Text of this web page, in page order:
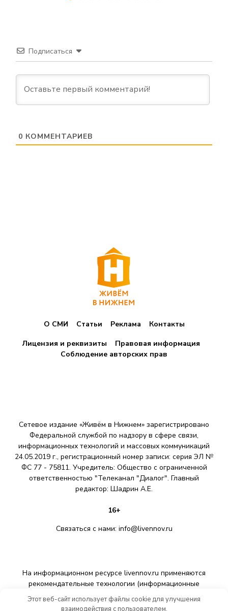
Подписаться
0 КОММЕНТАРИЕВ
О СМИ Статьи Реклама
Контакты
Лицензия и реквизиты
Правовая информация
Соблюдение авторских прав
Сетевое издание «Живём в Нижнем» зарегистрировано
Федеральной службой по надзору в сфере связи,
информационных технологий и массовых коммуникаций
24.05.2019 г., регистрационный номер записи: серия ЭЛ №
ФС 77 - 75811. Учредитель: Общество с ограниченной
ответственностью "Телеканал "Диалог". Главный
редактор: Шадрин A.E.
16+
Связаться с нами: info@livennov.ru
На информационном ресурсе livennov.ru применяются
рекомендательные технологии (информационные
технологии предоставления информации на основе сбора,
систематизации и анализа сведений, относящихся к
Этот веб-сайт использует файлы cookie для улучшения
взаимодействия с пользователем.